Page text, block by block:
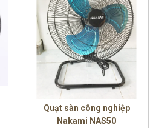
Quạt sàn công nghiệp
Nakami NAS50